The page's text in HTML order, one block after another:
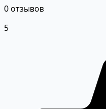
0 отзывов
5